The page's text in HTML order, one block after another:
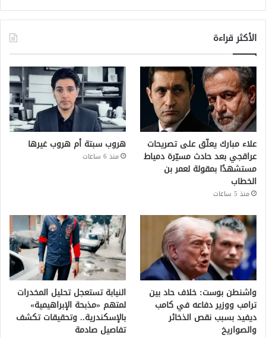
الأكثر قراءة
علاء مبارك يعلّق على تصريحات
عراقجي بعد حادث مسيّرة دمياط
مستشهدًا بمقولة لعمر بن
الخطاب
منذ 5 ساعات
هروب سبتة أم هروب غيرها
منذ 6 ساعات
واشنطن بوست: خلاف حاد بين
ترامب ووزير دفاعه في كامب
ديفيد بسبب نقص الذخائر
والصواريخ
النيابة تستعجل تحليل المخدرات
لمتهم «مذبحة الإبراهيمية»
بالإسكندرية.. وتحقيقات تكشف
تفاصيل صادمة